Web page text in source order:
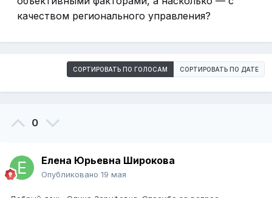
качеством регионального управления?
СОРТИРОВАТЬ ПО ГОЛОСАМ СОРТИРОВАТЬ ПО ДАТЕ
0
Елена Юрьевна Широкова
Опубликовано 19 мая